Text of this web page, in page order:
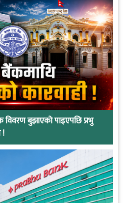
विवरण बुझाएको पाइएपछि प्रभु
!